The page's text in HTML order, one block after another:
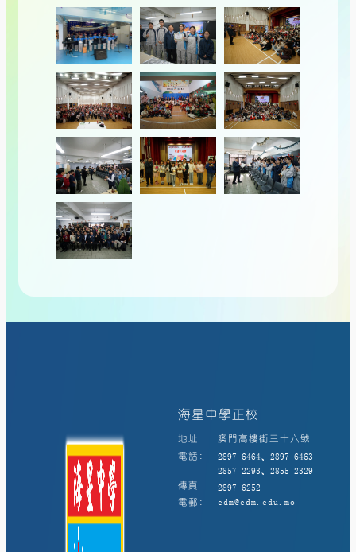
海星中學正校
地址:
澳門高樓街三十六號
電話:
2897 6464、2897 6463
2857 2293、2855 2329
傳真:
2897 6252
電郵:
edm@edm.edu.mo